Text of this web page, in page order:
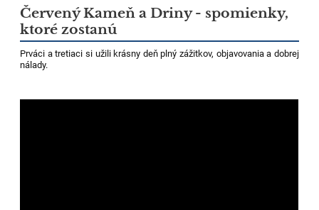
Červený Kameň a Driny - spomienky,
ktoré zostanú
Prváci a tretiaci si užili krásny deň plný zážitkov, objavovania a dobrej
nálady.